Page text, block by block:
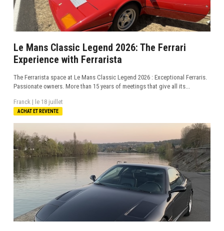
Le Mans Classic Legend 2026: The Ferrari
Experience with Ferrarista
The Ferrarista space at Le Mans Classic Legend 2026 : Exceptional Ferraris.
Passionate owners. More than 15 years of meetings that give all its...
Franck | le 18 juillet
ACHAT ET REVENTE